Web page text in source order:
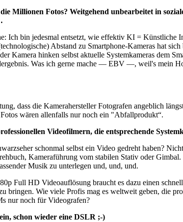
Millionen Fotos? Weitgehend unbearbeitet in
Ich bin jedesmal entsetzt, wie effektiv KI = Künstliche
Abstand zu Smartphone-Kameras hat
Kamera hinken selbst aktuelle Systemkameras dem
Was ich gerne mache — EBV —, weil's mein
dass die Kamerahersteller Fotografen angeblich
wären allenfalls nur noch ein "Abfallprodukt“.
Videofilmern, die entsprechende
schonmal selbst ein Video gedreht haben?
Kameraführung vom stabilen Stativ oder
Musik zu unterlegen und, und, und.
Full HD Videoauflösung braucht es dazu einen
bringen. Wie viele Profis mag es weltweit geben, die
nur noch für Videografen?
schon wieder eine DSLR ;-)